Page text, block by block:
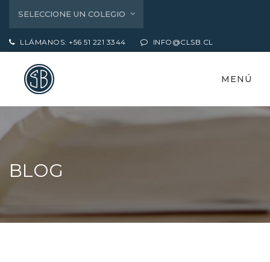
SELECCIONE UN COLEGIO
LLÁMANOS: +56 51 221 3344 INFO@CLSB.CL
MENÚ
BLOG